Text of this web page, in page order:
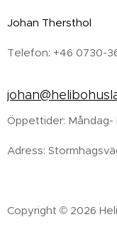
Johan Thersthol
Telefon: +46 0730-
Öppettider: Måndag-
Adress:
Copyright © 2026